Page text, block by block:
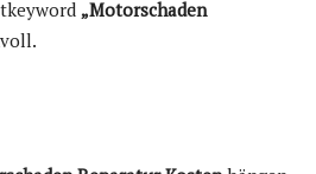
„Motorschaden